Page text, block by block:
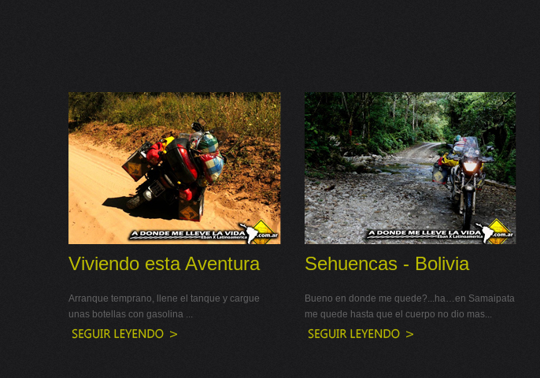
Viviendo esta Aventura
Arranque temprano, llene el tanque y cargue
unas botellas con gasolina ...
Sehuencas - Bolivia
Bueno en donde me quede?...ha…en Samaipata
me quede hasta que el cuerpo no dio mas...